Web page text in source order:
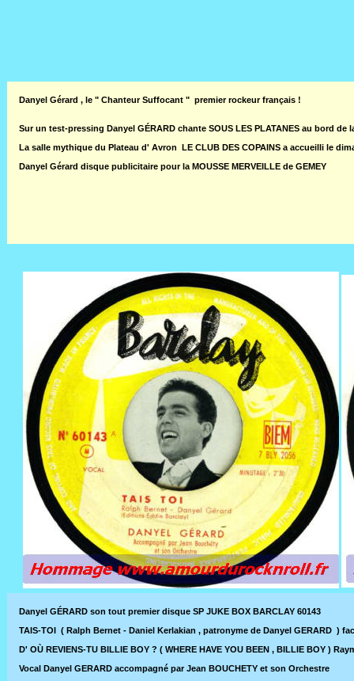
Danyel Gérard , le " Chanteur Suffocant " premier rockeur français !
Sur un test-pressing Danyel GÉRARD chante SOUS LES PLATANES au bord
La salle mythique du Plateau d' Avron LE CLUB DES COPAINS a accueilli le
Danyel Gérard disque publicitaire pour la MOUSSE MERVEILLE de GEMEY
Danyel GÉRARD son tout premier disque SP JUKE BOX BARCLAY 60143
TAIS-TOI ( Ralph Bernet - Daniel Kerlakian , patronyme de Danyel GERARD )
D' OÙ REVIENS-TU BILLIE BOY ? ( WHERE HAVE YOU BEEN , BILLIE BOY )
Vocal Danyel GERARD accompagné par Jean BOUCHETY et son Orchestre